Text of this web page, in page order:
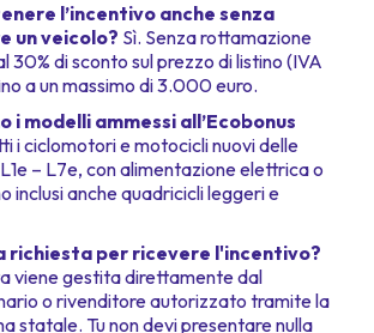
l’incentivo anche senza
un veicolo? Sì. Senza rottamazione
30% di sconto sul prezzo di listino (IVA
a un massimo di 3.000 euro.
i modelli ammessi all’Ecobonus
i ciclomotori e motocicli nuovi delle
– L7e, con alimentazione elettrica o
inclusi anche quadricicli leggeri e
richiesta per ricevere l'incentivo?
viene gestita direttamente dal
o rivenditore autorizzato tramite la
statale. Tu non devi presentare nulla